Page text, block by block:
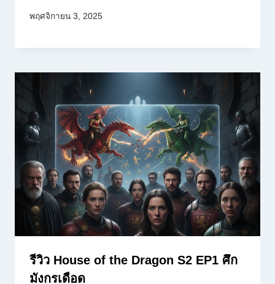
พฤศจิกายน 3, 2025
รีวิว House of the Dragon S2 EP1 ศึก
มังกรเดือด